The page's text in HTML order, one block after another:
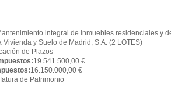
integral de inmuebles residenciales y
Vivienda y Suelo de Madrid, S.A. (2 LOTES)
de Plazos
19.541.500,00 €
16.150.000,00 €
de Patrimonio